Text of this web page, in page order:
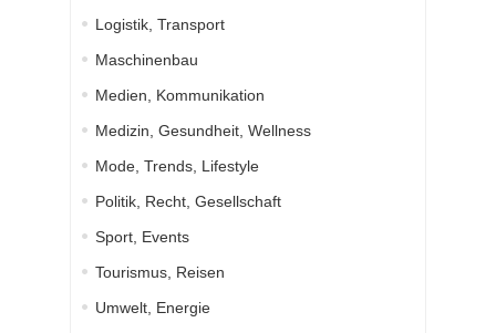
Logistik, Transport
Maschinenbau
Medien, Kommunikation
Medizin, Gesundheit, Wellness
Mode, Trends, Lifestyle
Politik, Recht, Gesellschaft
Sport, Events
Tourismus, Reisen
Umwelt, Energie